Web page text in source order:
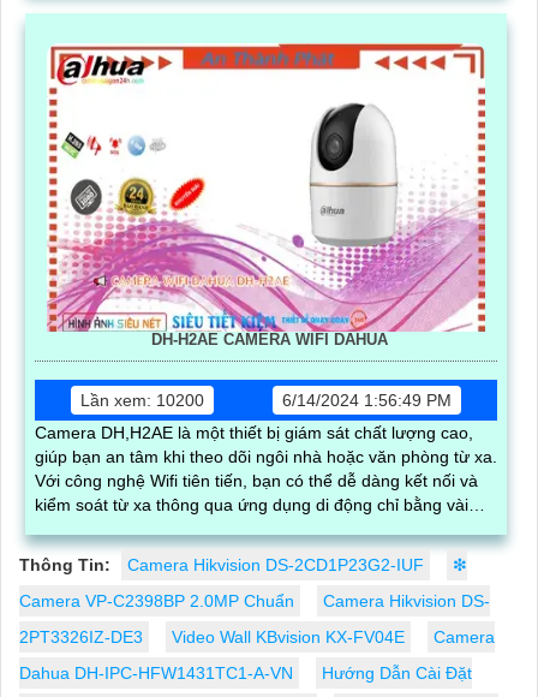
DH-H2AE CAMERA WIFI DAHUA
Lần xem: 10200
6/14/2024 1:56:49 PM
Camera DH,H2AE là một thiết bị giám sát chất lượng cao,
giúp bạn an tâm khi theo dõi ngôi nhà hoặc văn phòng từ xa.
Với công nghệ Wifi tiên tiến, bạn có thể dễ dàng kết nối và
kiểm soát từ xa thông qua ứng dụng di động chỉ bằng vài
Thông Tin:
Camera Hikvision DS-2CD1P23G2-IUF
❇
Camera VP-C2398BP 2.0MP Chuẩn
Camera Hikvision DS-
2PT3326IZ-DE3
Video Wall KBvision KX-FV04E
Camera
Dahua DH-IPC-HFW1431TC1-A-VN
Hướng Dẫn Cài Đặt